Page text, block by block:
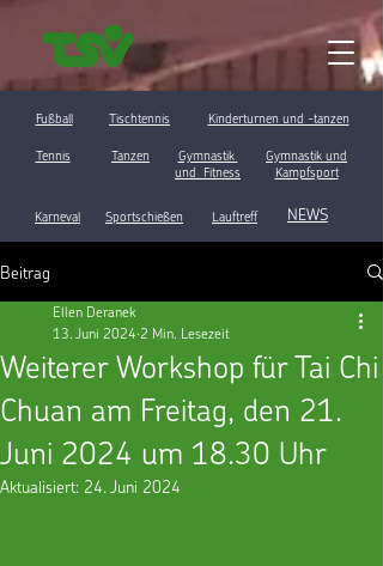
Fußball Tischtennis Kinderturnen und -tanzen
Tennis Tanzen
Gymnastik
und Fitness
Gymnastik und
Kampfsport
Karneval Sportschießen Lauftreff NEWS
Beitrag
Weiterer Workshop für Tai Chi
Chuan am Freitag, den 21.
Juni 2024 um 18.30 Uhr
Ellen Deranek
13. Juni 2024 2 Min. Lesezeit
Aktualisiert: 24. Juni 2024